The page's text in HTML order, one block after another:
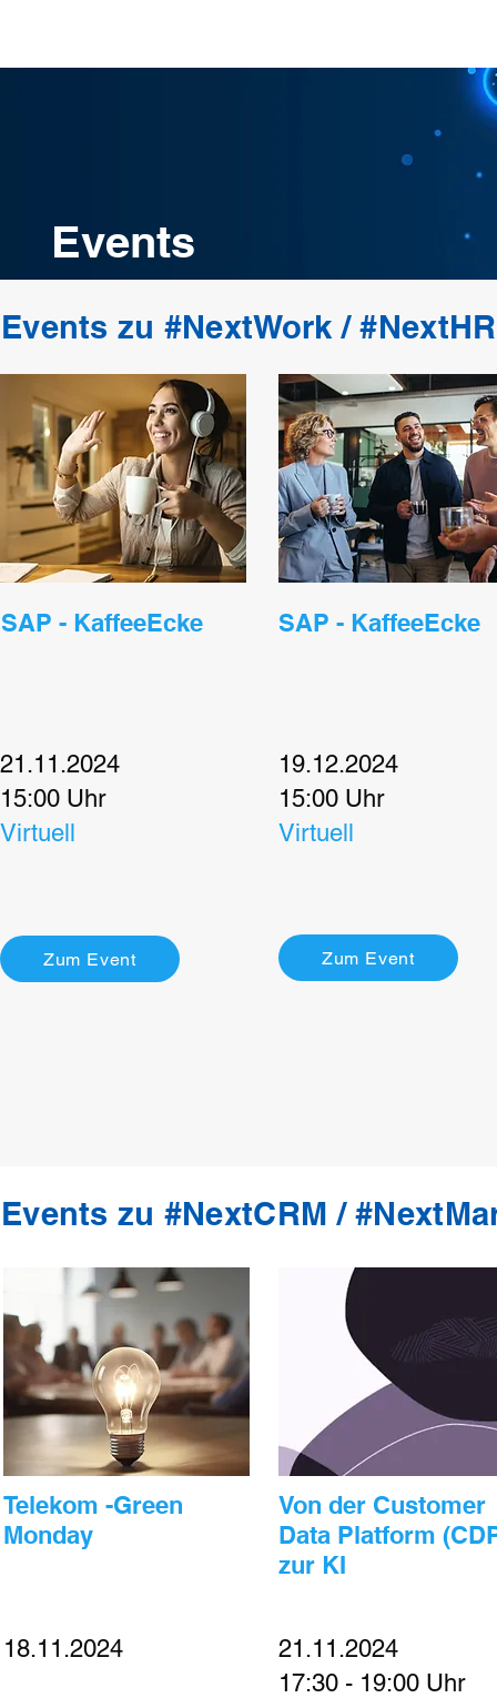
Events
Events zu #NextWork / #NextHR
SAP - KaffeeEcke SAP - KaffeeEcke
21.11.2024
15:00 Uhr
Virtuell
19.12.2024
15:00 Uhr
Virtuell
Zum Event Zum Event
Events zu #NextCRM /
Telekom -Green
Monday
Von der Customer
Data Platform
zur KI
18.11.2024
21.11.2024
17:30 - 19:00 Uhr